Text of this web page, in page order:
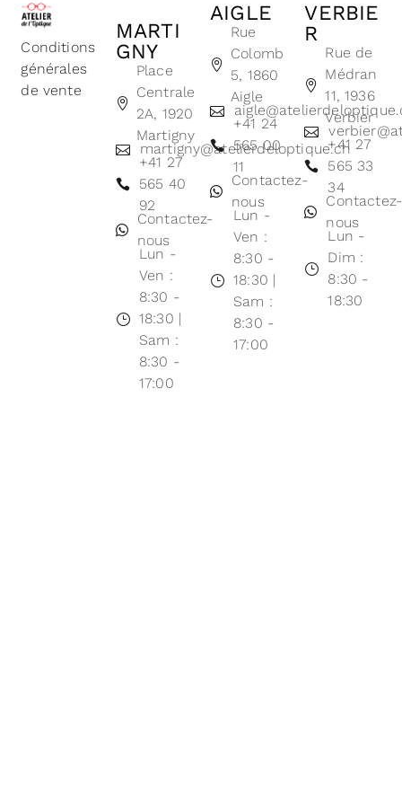
Conditions
générales
de vente
MARTI
GNY
Place
Centrale
2A, 1920
Martigny
martigny@atelierdeloptique.ch
+41 27
565 40
92
Contactez-
nous
Lun -
Ven :
8:30 -
18:30 |
Sam :
8:30 -
17:00
AIGLE
Rue
Colomb
5, 1860
Aigle
+41 24
565 00
11
Contactez-
nous
Lun -
Ven :
8:30 -
18:30 |
Sam :
8:30 -
17:00
VERBIE
R
Rue de
Médran
11, 1936
Verbier
+41 27
565 33
34
Contactez-
nous
Lun -
Dim :
8:30 -
18:30